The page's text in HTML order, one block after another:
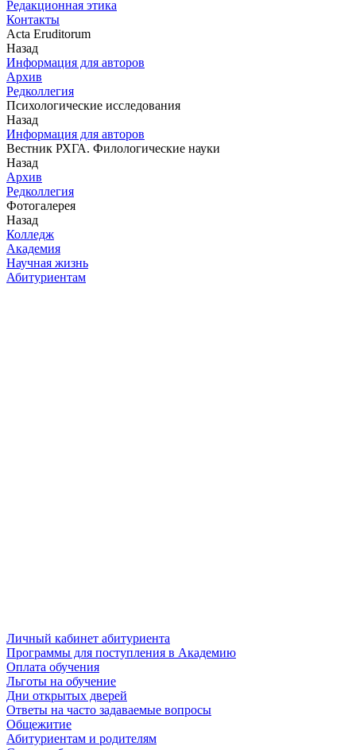
Редакционная этика
Контакты
Acta Eruditorum
Назад
Информация для авторов
Архив
Редколлегия
Психологические исследования
Назад
Информация для авторов
Вестник РХГА. Филологические науки
Назад
Архив
Редколлегия
Фотогалерея
Назад
Колледж
Академия
Научная жизнь
Абитуриентам
Личный кабинет абитуриента
Программы для поступления в Академию
Оплата обучения
Льготы на обучение
Дни открытых дверей
Ответы на часто задаваемые вопросы
Общежитие
Абитуриентам и родителям